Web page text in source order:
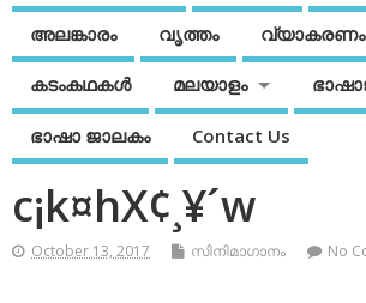
അലങ്കാരം വൃത്തം വ്യാകരണം
കടംകഥകള്‍ മലയാളം
ഭാഷാ ജാലകം Contact Us
c¡k¤hX¢¸¥´w
October 13, 2017 സിനിമാഗാനം No